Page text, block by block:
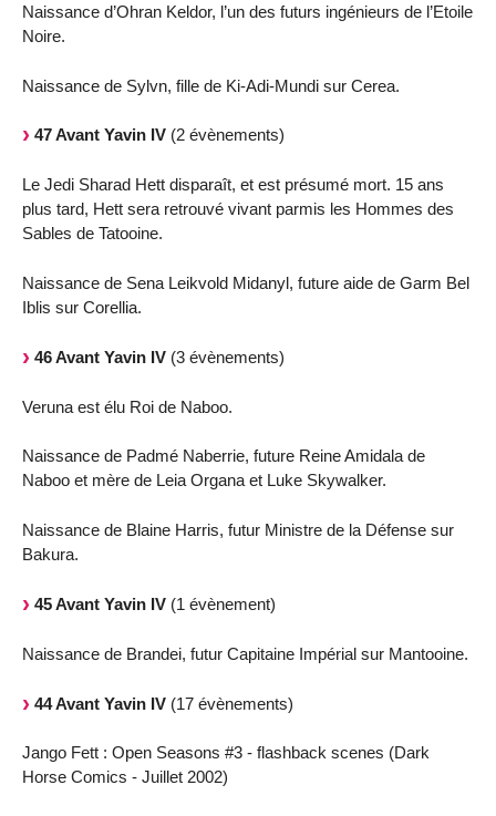
Naissance d’Ohran Keldor, l’un des futurs ingénieurs de l’Etoile
Noire.
Naissance de Sylvn, fille de Ki-Adi-Mundi sur Cerea.
47 Avant Yavin IV (2 évènements)
Le Jedi Sharad Hett disparaît, et est présumé mort. 15 ans
plus tard, Hett sera retrouvé vivant parmis les Hommes des
Sables de Tatooine.
Naissance de Sena Leikvold Midanyl, future aide de Garm Bel
Iblis sur Corellia.
46 Avant Yavin IV (3 évènements)
Veruna est élu Roi de Naboo.
Naissance de Padmé Naberrie, future Reine Amidala de
Naboo et mère de Leia Organa et Luke Skywalker.
Naissance de Blaine Harris, futur Ministre de la Défense sur
Bakura.
45 Avant Yavin IV (1 évènement)
Naissance de Brandei, futur Capitaine Impérial sur Mantooine.
44 Avant Yavin IV (17 évènements)
Jango Fett : Open Seasons #3 - flashback scenes (Dark
Horse Comics - Juillet 2002)